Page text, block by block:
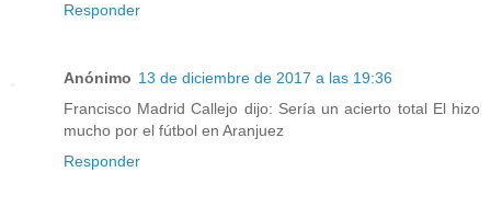
Responder
Anónimo 13 de diciembre de 2017 a las 19:36
Francisco Madrid Callejo dijo: Sería un acierto total El hizo
mucho por el fútbol en Aranjuez
Responder